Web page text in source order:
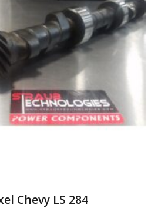
Chevy LS 284